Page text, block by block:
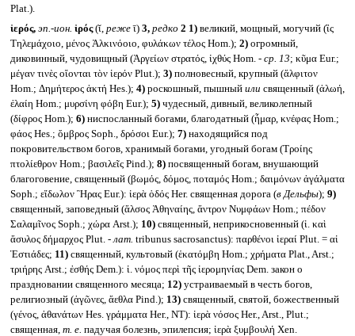
Plat.).
ἱερός, эп.-ион. ἱρός(ῐ, режеῑ) 3, редко 2 1)великий, мощный, могучий (ἲς
Τηλεμάχοιο, μένος Ἀλκινόοιο, φυλάκων τέλος Hom.); 2)огромный,
диковинный, чудовищный (Ἀργείων στρατός, ἰχθύς Hom. - ср. 13; κῦμα Eur.;
μέγαν τινὲς οἴονται τὸν ἱερόν Plut.); 3)полновесный, крупный (ἄλφιτον
Hom.; Δημήτερος ἀκτή Hes.); 4)роскошный, пышный или священный (ἀλωή,
ἐλαίη Hom.; μυρσίνη φόβη Eur.); 5)чудесный, дивный, великолепный
(δίφρος Hom.); 6)ниспосланный богами, благодатный (ἦμαρ, κνέφας Hom.;
φάος Hes.; ὄμβρος Soph., δρόσοι Eur.); 7)находящийся под
покровительством богов, хранимый богами, угодный богам (Τροίης
πτολίεθρον Hom.; βασιλεῖς Pind.); 8)посвященный богам, внушающий
благоговение, священный (βωμός, δόμος, ποταμός Hom.; δαιμόνων ἀγάλματα
Soph.; εἴδωλον Ἣρας Eur.): ἱερὰ ὁδός Her. священная дорога (в Дельфы); 9)
священный, заповедный (ἄλσος Ἀθηναίης, ἄντρον Νυμφάων Hom.; πέδον
Σαλαμῖνος Soph.; χώρα Arst.); 10)священный, неприкосновенный (ἱ. καὶ
ἄσυλος δήμαρχος Plut. -лат. tribunus sacrosanctus): παρθένοι ἱεραί Plut. = αἱ
Ἑστιάδες; 11)священный, культовый (ἑκατόμβη Hom.; χρήματα Plat., Arst.;
τριήρης Arst.; ἐσθής Dem.): ἱ. νόμος περὶ τῆς ἱερομηνίας Dem. закон о
праздновании священного месяца; 12)устраиваемый в честь богов,
религиозный (ἀγῶνες, ἄεθλα Pind.); 13)священный, святой, божественный
(γένος, ἀθανάτων Hes. γράμματα Her., NT): ἱερὰ νόσος Her., Arst., Plut.;
священная,т. е. падучая болезнь, эпилепсия; ἱερὰ ξυμβουλή Xen.